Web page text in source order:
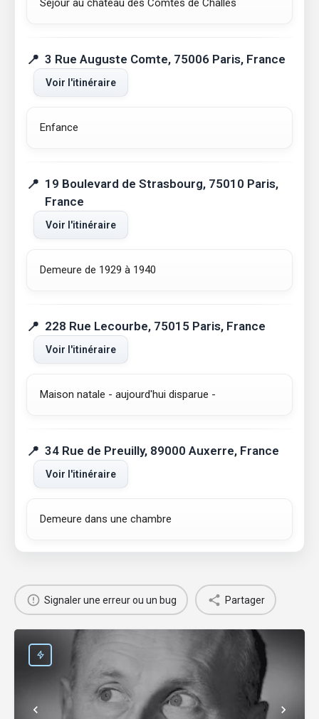
Séjour au château des Comtes de Challes
3 Rue Auguste Comte, 75006 Paris, France
Voir l'itinéraire
Enfance
19 Boulevard de Strasbourg, 75010 Paris,
France
Voir l'itinéraire
Demeure de 1929 à 1940
228 Rue Lecourbe, 75015 Paris, France
Voir l'itinéraire
Maison natale - aujourd'hui disparue -
34 Rue de Preuilly, 89000 Auxerre, France
Voir l'itinéraire
Demeure dans une chambre
Signaler une erreur ou un bug Partager